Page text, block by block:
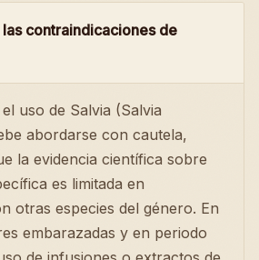
las contraindicaciones de
uso de Salvia (Salvia
abordarse con cautela,
la evidencia científica sobre
es limitada en
otras especies del género. En
embarazadas y en periodo